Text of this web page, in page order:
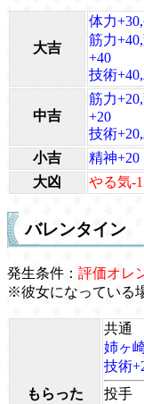
大吉
体力
筋力
+40
技術
中吉
筋力
+20
技術
小吉
精神+20
大凶
やる気-1
バレンタイン
発生条件： 評価オレ
※彼女になっている
もらった
共通
姉ヶ
技術
投手